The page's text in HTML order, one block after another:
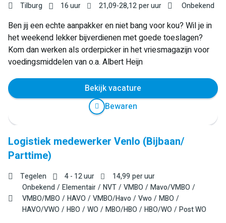
Tilburg 16 uur 21,09-28,12per uur Onbekend
Ben jij een echte aanpakker en niet bang voor kou? Wil je in
het weekend lekker bijverdienen met goede toeslagen?
Kom dan werken als orderpicker in het vriesmagazijn voor
voedingsmiddelen van o.a. Albert Heijn
Bekijk vacature
Bewaren
Logistiek medewerker Venlo (Bijbaan/
Parttime)
Tegelen 4 - 12 uur 14,99per uur
Onbekend
Elementair NVT VMBO
Mavo/VMBO
VMBO/MBO
HAVO VMBO/Havo Vwo
MBO
HAVO/VWO
HBO WO MBO/HBO HBO/WO Post WO